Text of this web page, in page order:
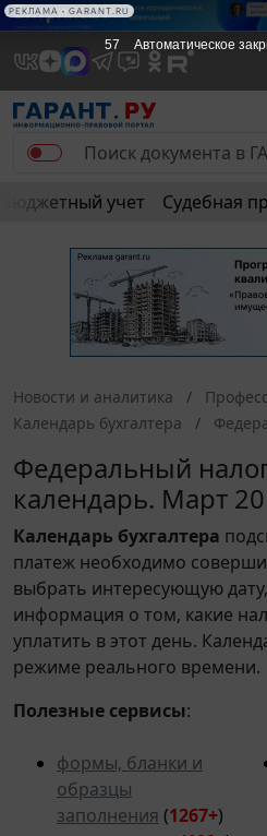
Бюджетный учет Судебная
Новости и аналитика
Календарь бухгалтера
Федеральный
календарь. Март
Календарь бухгалтера
платеж необходимо
выбрать интересующую
информация о том, какие
уплатить в этот день.
режиме реального времени.
Полезные сервисы:
формы, бланки и
образцы
заполнения (1267+)
57 Автоматическое
РЕКЛАМА • GARANT.RU